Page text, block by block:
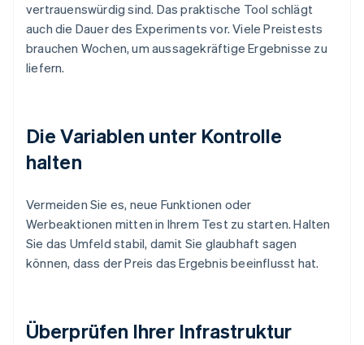
vertrauenswürdig sind. Das praktische Tool schlägt
auch die Dauer des Experiments vor. Viele Preistests
brauchen Wochen, um aussagekräftige Ergebnisse zu
liefern.
Die Variablen unter Kontrolle
halten
Vermeiden Sie es, neue Funktionen oder
Werbeaktionen mitten in Ihrem Test zu starten. Halten
Sie das Umfeld stabil, damit Sie glaubhaft sagen
können, dass der Preis das Ergebnis beeinflusst hat.
Überprüfen Ihrer Infrastruktur